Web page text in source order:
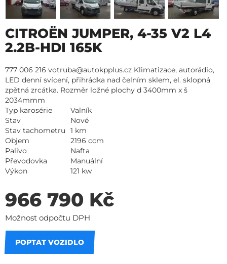
CITROËN JUMPER, 4-35 V2 L4
2.2B-HDI 165K
777 006 216 votruba@autokpplus.cz Klimatizace, autorádio,
LED denní svícení, přihrádka nad čelním sklem, el. sklopná
zpětná zrcátka. Rozměr ložné plochy d 3400mm x š
2034mmm
Typ karosérie
Valník
Stav
Nové
Stav tachometru
1 km
Objem
2196 ccm
Palivo
Nafta
Převodovka
Manuální
Výkon
121 kw
966 790 Kč
Možnost odpočtu DPH
POPTAT VOZIDLO